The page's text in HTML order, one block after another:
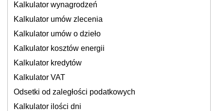
Kalkulator wynagrodzeń
Kalkulator umów zlecenia
Kalkulator umów o dzieło
Kalkulator kosztów energii
Kalkulator kredytów
Kalkulator VAT
Odsetki od zaległości podatkowych
Kalkulator ilości dni